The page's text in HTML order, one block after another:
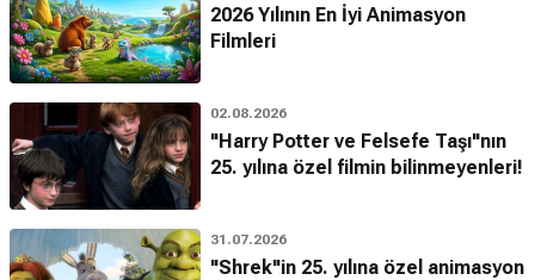
2026 Yılının En İyi Animasyon
Filmleri
02.08.2026
"Harry Potter ve Felsefe Taşı"nın
25. yılına özel filmin bilinmeyenleri!
31.07.2026
"Shrek"in 25. yılına özel animasyon